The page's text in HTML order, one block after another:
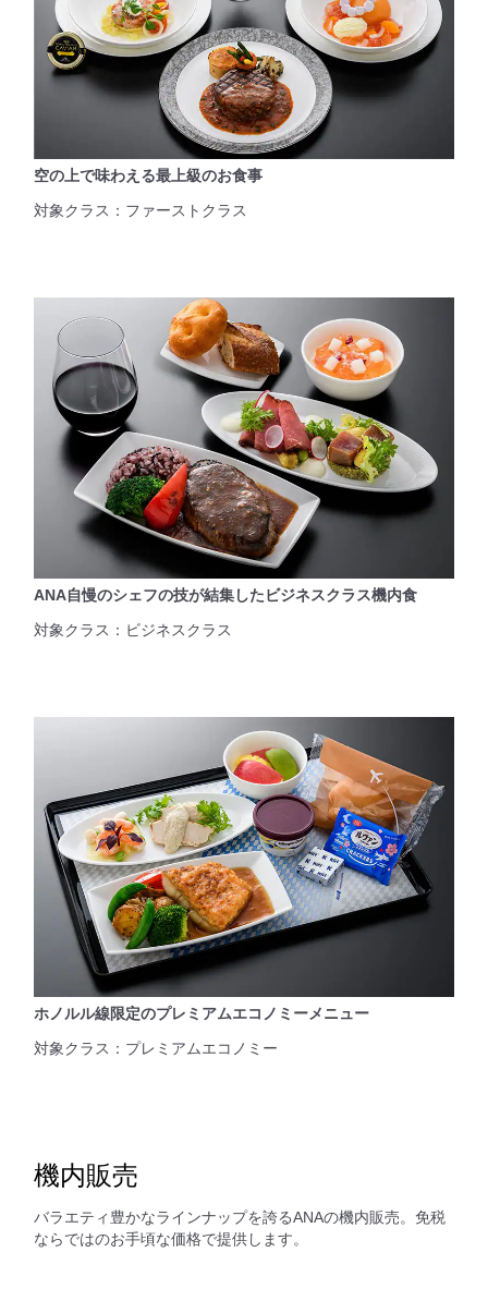
空の上で味わえる最上級のお食事
対象クラス：ファーストクラス
ANA自慢のシェフの技が結集したビジネスクラス機内食
対象クラス：ビジネスクラス
ホノルル線限定のプレミアムエコノミーメニュー
対象クラス：プレミアムエコノミー
機内販売
バラエティ豊かなラインナップを誇るANAの機内販売。免税
ならではのお手頃な価格で提供します。